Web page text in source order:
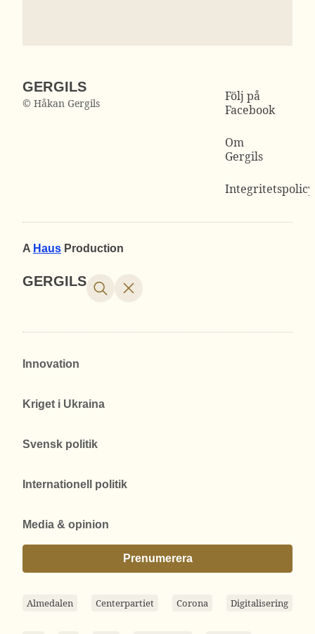
GERGILS
© Håkan Gergils
Följ på
Facebook
Om
Gergils
Integritetspolicy
A Haus Production
GERGILS
Innovation
Kriget i Ukraina
Svensk politik
Internationell politik
Media & opinion
Prenumerera
Almedalen Centerpartiet Corona Digitalisering